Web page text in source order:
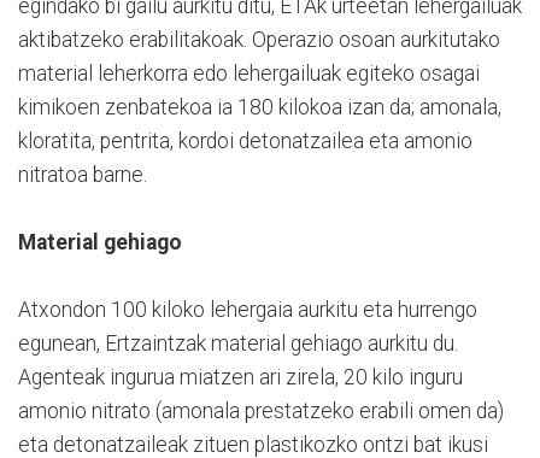
egindako bi gailu aurkitu ditu, ETAk urteetan lehergailuak
aktibatzeko erabilitakoak. Operazio osoan aurkitutako
material leherkorra edo lehergailuak egiteko osagai
kimikoen zenbatekoa ia 180 kilokoa izan da; amonala,
kloratita, pentrita, kordoi detonatzailea eta amonio
nitratoa barne.
Material gehiago
Atxondon 100 kiloko lehergaia aurkitu eta hurrengo
egunean, Ertzaintzak material gehiago aurkitu du.
Agenteak ingurua miatzen ari zirela, 20 kilo inguru
amonio nitrato (amonala prestatzeko erabili omen da)
eta detonatzaileak zituen plastikozko ontzi bat ikusi